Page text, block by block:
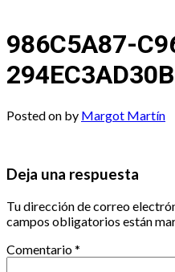
986C5A87-
Posted on by Margot Martín
Deja una respuesta
Tu dirección de correo
campos obligatorios están
Comentario*